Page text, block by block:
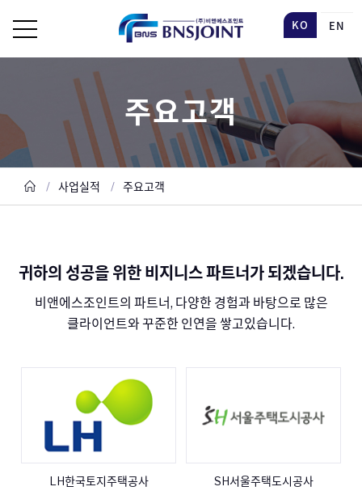
KO EN
주요고객
사업실적 주요고객
귀하의 성공을 위한 비지니스 파트너가 되겠습니다.
비앤에스조인트의 파트너, 다양한 경험과 바탕으로 많은
클라이언트와 꾸준한 인연을 쌓고있습니다.
LH한국토지주택공사 SH서울주택도시공사